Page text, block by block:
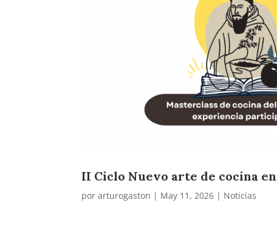
II Ciclo Nuevo arte de cocina
porarturogaston | May 11, 2026 | Noticias